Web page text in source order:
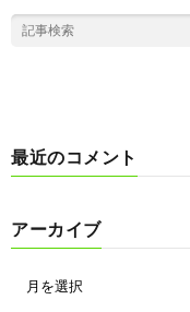
最近のコメント
アーカイブ